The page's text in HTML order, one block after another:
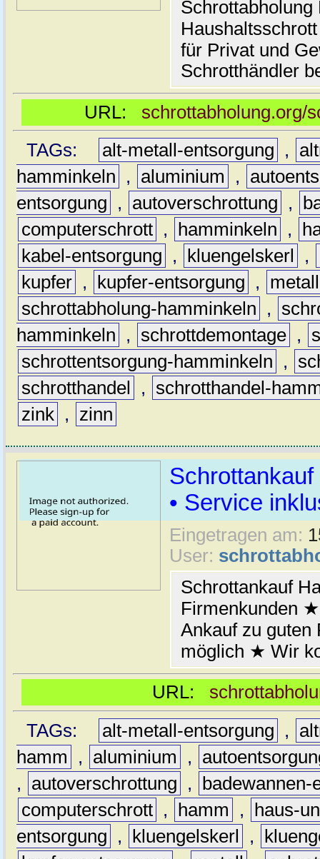
für Privat und
Schrotthändler
URL: schrottabholung.org/
TAGs:
alt-metall-entsorgung ,
hamminkeln
, aluminium ,
entsorgung
, autoverschrottung ,
computerschrott , hamminkeln ,
kabel-entsorgung
, kluengelskerl ,
kupfer , kupfer-entsorgung ,
metall
schrottabholung-hamminkeln
,
hamminkeln
, schrottdemontage ,
schrottentsorgung-hamminkeln
,
schrotthandel
,
schrotthandel-
zink , zinn
Schrottankauf
• Service
Eingetragen am:
User:
Schrottankauf
Firmenkunden
Ankauf zu
möglich ★ Wir
URL:
TAGs:
alt-metall-entsorgung ,
hamm
, aluminium ,
,
autoverschrottung ,
badewannen-
computerschrott , hamm ,
haus-
entsorgung
, kluengelskerl ,